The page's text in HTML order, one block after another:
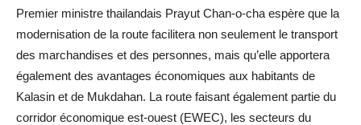
Premier ministre thailandais Prayut Chan-o-cha espère que la
modernisation de la route facilitera non seulement le transport
des marchandises et des personnes, mais qu’elle apportera
également des avantages économiques aux habitants de
Kalasin et de Mukdahan. La route faisant également partie du
corridor économique est-ouest (EWEC), les secteurs du